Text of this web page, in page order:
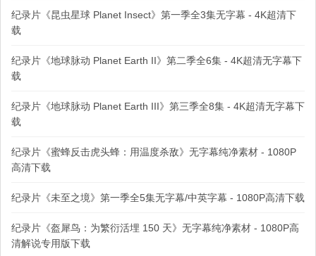
纪录片《昆虫星球 Planet Insect》第一季全3集无字幕 - 4K超清下
载
纪录片《地球脉动 Planet Earth II》第二季全6集 - 4K超清无字幕下
载
纪录片《地球脉动 Planet Earth III》第三季全8集 - 4K超清无字幕下
载
纪录片《蜜蜂反击虎头蜂：用温度杀敌》无字幕纯净素材 - 1080P
高清下载
纪录片《未至之境》第一季全5集无字幕/中英字幕 - 1080P高清下载
纪录片《盔犀鸟：为繁衍活埋 150 天》无字幕纯净素材 - 1080P高
清解说专用版下载